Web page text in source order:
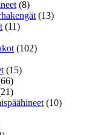
(8)
(13)
(11)
(102)
(15)
(10)